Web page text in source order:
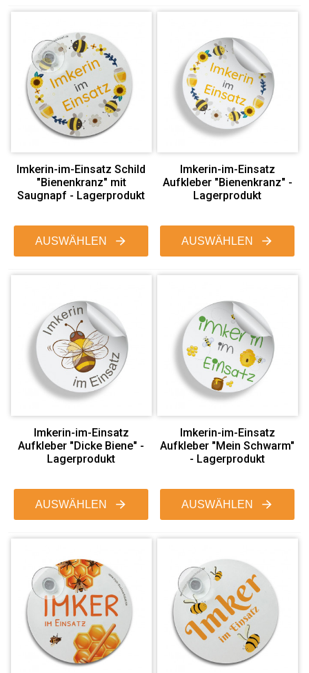
Imkerin-im-Einsatz Schild
"Bienenkranz" mit
Saugnapf - Lagerprodukt
AUSWÄHLEN
Imkerin-im-Einsatz
Aufkleber "Bienenkranz" -
Lagerprodukt
AUSWÄHLEN
Imkerin-im-Einsatz
Aufkleber "Dicke Biene" -
Lagerprodukt
AUSWÄHLEN
Imkerin-im-Einsatz
Aufkleber "Mein Schwarm"
- Lagerprodukt
AUSWÄHLEN